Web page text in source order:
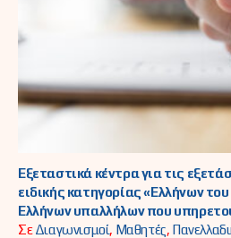
Εξεταστικά κέντρα για τις
ειδικής κατηγορίας «Ελλήνων
Ελλήνων υπαλλήλων που
ΣεΔιαγωνισμοί, Μαθητές,